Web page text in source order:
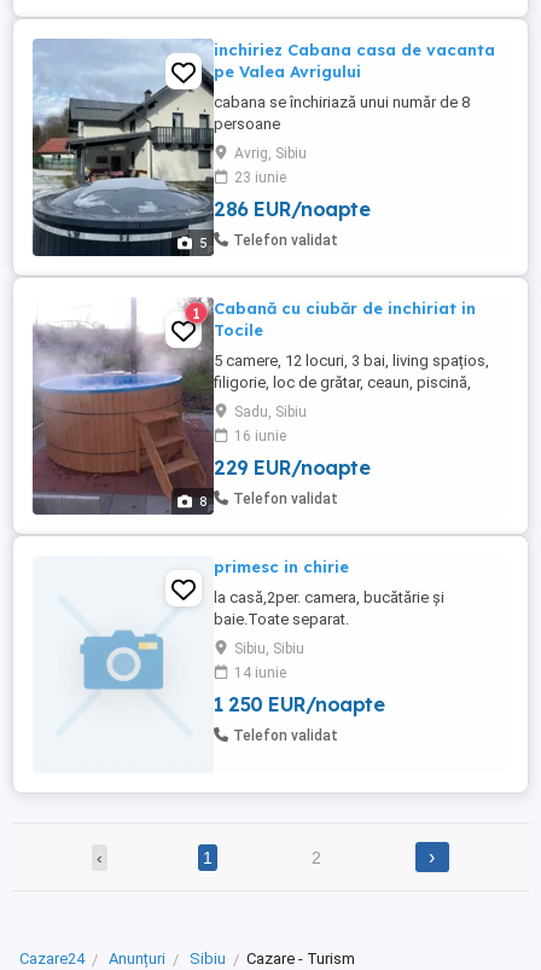
5
inchiriez Cabana casa de vacanta
pe Valea Avrigului
cabana se închiriază unui număr de 8
persoane
Avrig, Sibiu
23 iunie
286 EUR/noapte
Telefon validat
8
1
Cabană cu ciubăr de inchiriat in
Tocile
5 camere, 12 locuri, 3 bai, living spațios,
filigorie, loc de grătar, ceaun, piscină,
ciubăr 8 persoane. Gradina spatioasa,
parcare, priveliste montana, aer curat.
Sadu, Sibiu
16 iunie
229 EUR/noapte
Telefon validat
primesc in chirie
la casă,2per. camera, bucătărie și
baie.Toate separat.
Sibiu, Sibiu
14 iunie
1 250 EUR/noapte
Telefon validat
‹ 1 2 ›
Cazare24 Anunțuri Sibiu Cazare - Turism